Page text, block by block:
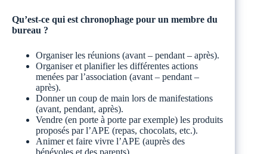
Qu’est-ce qui est chronophage pour un membre du
bureau ?
Organiser les réunions (avant – pendant – après).
Organiser et planifier les différentes actions
menées par l’association (avant – pendant –
après).
Donner un coup de main lors de manifestations
(avant, pendant, après).
Vendre (en porte à porte par exemple) les produits
proposés par l’APE (repas, chocolats, etc.).
Animer et faire vivre l’APE (auprès des
bénévoles et des parents).